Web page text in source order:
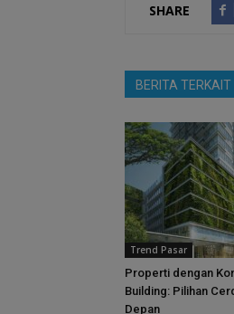
SHARE
BERITA TERKAIT
Trend Pasar
Properti dengan
Building: Pilihan
Depan